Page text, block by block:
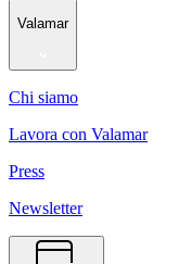
Valamar
Chi siamo
Lavora con Valamar
Press
Newsletter